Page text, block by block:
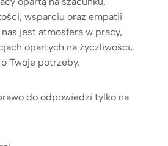
wsparciu oraz empatii
jest atmosfera w pracy,
opartych na życzliwości,
Twoje potrzeby.
do odpowiedzi tylko na